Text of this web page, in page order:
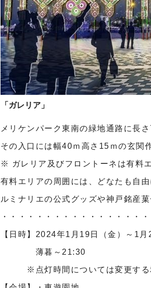
「ガレリア」
メリケンパーク東南の緑地通路に長
その入口には幅40ｍ高さ15ｍの玄関
※ ガレリア及びフロントーネは有料
有料エリアの周囲には、どなたも自
ルミナリエの公式グッズや神戸銘産
・・・・・・・・・・・・・・・・
【日時】2024年1月19日（金）～1月
薄暮～21:30
※点灯時間については変更する場